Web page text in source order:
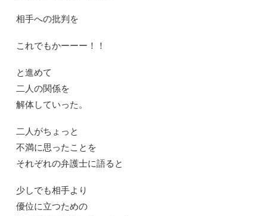
相手への批判を
これでもかーーー！！
と進めて
二人の関係を
解体していった。
二人がちょっと
不満に思ったことを
それぞれの弁護士に語ると
少しでも相手より
優位に立つための